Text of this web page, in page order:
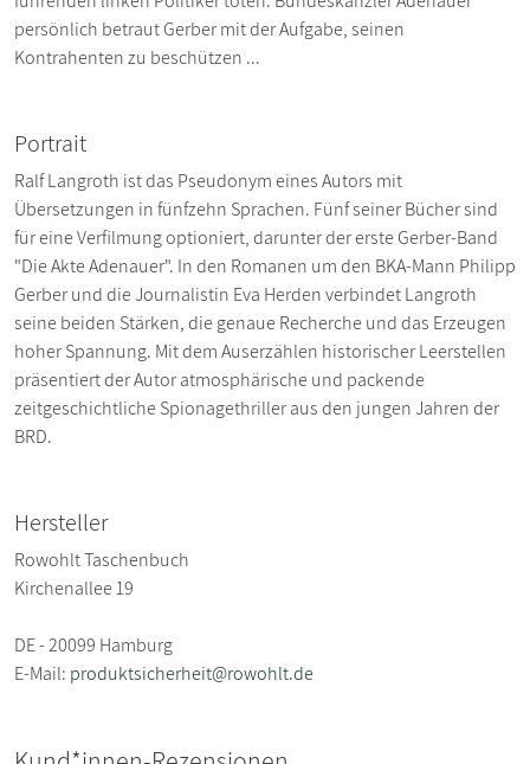
persönlich betraut Gerber mit der Aufgabe, seinen
Kontrahenten zu beschützen ...
Portrait
Ralf Langroth ist das Pseudonym eines Autors mit
Übersetzungen in fünfzehn Sprachen. Fünf seiner Bücher sind
für eine Verfilmung optioniert, darunter der erste Gerber-Band
"Die Akte Adenauer". In den Romanen um den BKA-Mann Philipp
Gerber und die Journalistin Eva Herden verbindet Langroth
seine beiden Stärken, die genaue Recherche und das Erzeugen
hoher Spannung. Mit dem Auserzählen historischer Leerstellen
präsentiert der Autor atmosphärische und packende
zeitgeschichtliche Spionagethriller aus den jungen Jahren der
BRD.
Hersteller
Rowohlt Taschenbuch
Kirchenallee 19
DE - 20099 Hamburg
E-Mail: produktsicherheit@rowohlt.de